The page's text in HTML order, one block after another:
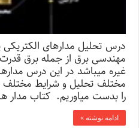
درس تحلیل مدارهای
مهندسی برق از جمله برق
غیره میباشد در این درس
مختلف تحلیل و شرایط مختلف
را بدست میاوریم. کتاب مدار
ادامه نوشته »